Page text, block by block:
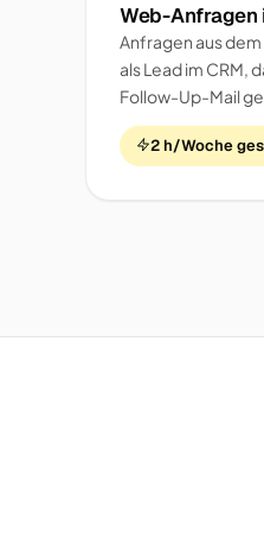
Web-Anfragen
Anfragen aus
als Lead im CRM,
Follow-Up-Mail
2 h/Woche